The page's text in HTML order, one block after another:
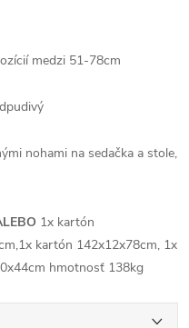
medzi 51-78cm
nohami na sedačka a stole,
1x kartón
1x kartón 142x12x78cm, 1x
hmotnosť 138kg